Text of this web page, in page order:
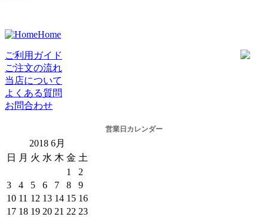
Home
ご利用ガイド
ご注文の流れ
当店について
よくある質問
お問合わせ
営業日カレンダー
2018 6月
日
月 火 水 木 金 土
1
2
3
4 5 6 7 8
9
10 11 12 13 14 15 16
17 18 19 20 21 22 23